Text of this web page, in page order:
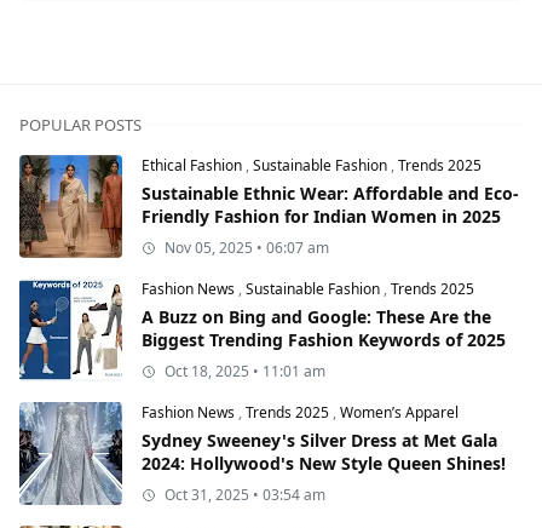
POPULAR POSTS
Ethical Fashion ,Sustainable Fashion ,Trends 2025
Sustainable Ethnic Wear: Affordable and Eco-
Friendly Fashion for Indian Women in 2025
Nov 05, 2025 • 06:07 am
Fashion News ,Sustainable Fashion ,Trends 2025
A Buzz on Bing and Google: These Are the
Biggest Trending Fashion Keywords of 2025
Oct 18, 2025 • 11:01 am
Fashion News ,Trends 2025 ,Women’s Apparel
Sydney Sweeney's Silver Dress at Met Gala
2024: Hollywood's New Style Queen Shines!
Oct 31, 2025 • 03:54 am